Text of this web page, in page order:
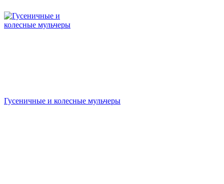
Гусеничные и колесные мульчеры